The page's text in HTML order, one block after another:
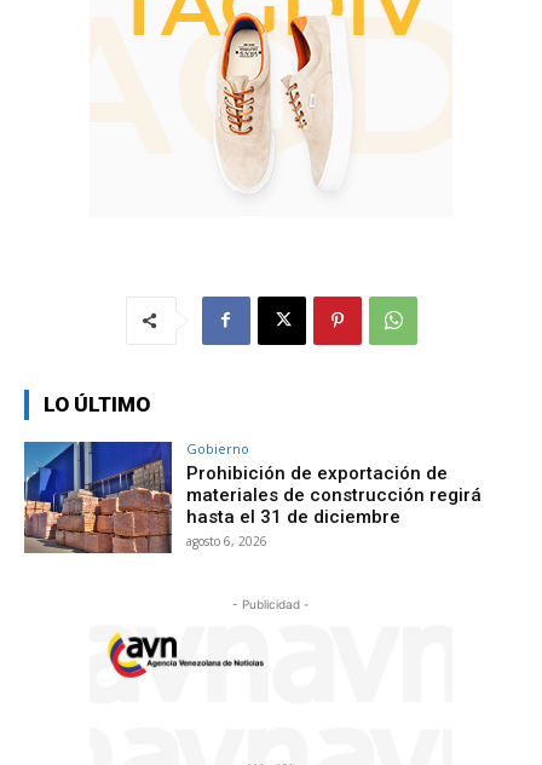
LO ÚLTIMO
Gobierno
Prohibición de exportación de
materiales de construcción regirá
hasta el 31 de diciembre
agosto 6, 2026
- Publicidad -